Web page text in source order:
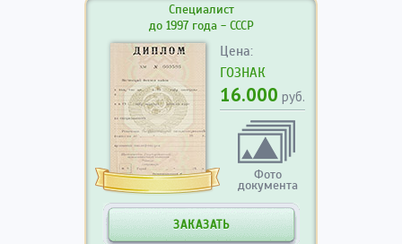
Специалист
до 1997 года - СССР
Цена:
ГОЗНАК
16.000 руб.
Фото
документа
ЗАКАЗАТЬ